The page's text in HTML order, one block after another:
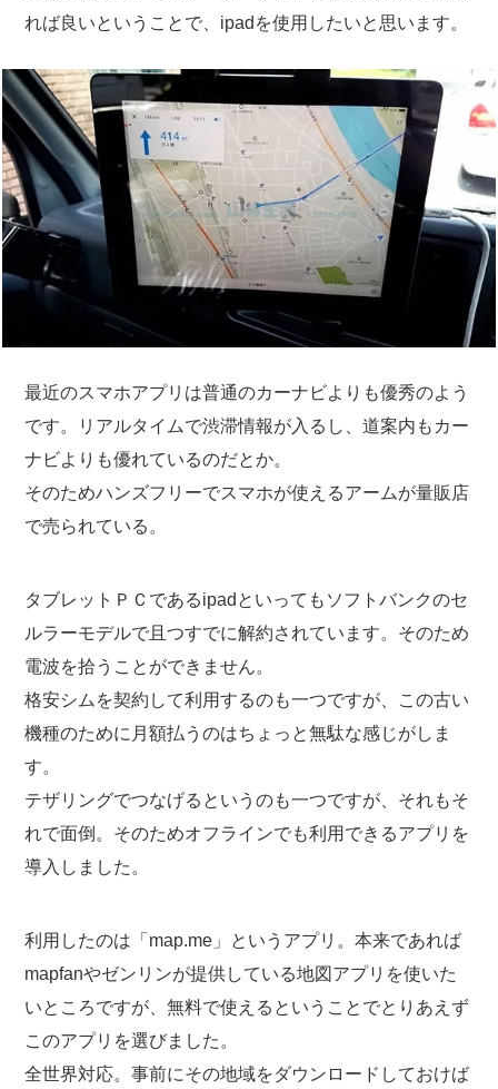
れば良いということで、ipadを使用したいと思います。
最近のスマホアプリは普通のカーナビよりも優秀のよう
です。リアルタイムで渋滞情報が入るし、道案内もカー
ナビよりも優れているのだとか。
そのためハンズフリーでスマホが使えるアームが量販店
で売られている。
タブレットＰＣであるipadといってもソフトバンクのセ
ルラーモデルで且つすでに解約されています。そのため
電波を拾うことができません。
格安シムを契約して利用するのも一つですが、この古い
機種のために月額払うのはちょっと無駄な感じがしま
す。
テザリングでつなげるというのも一つですが、それもそ
れで面倒。そのためオフラインでも利用できるアプリを
導入しました。
利用したのは「map.me」というアプリ。本来であれば
mapfanやゼンリンが提供している地図アプリを使いた
いところですが、無料で使えるということでとりあえず
このアプリを選びました。
全世界対応。事前にその地域をダウンロードしておけば